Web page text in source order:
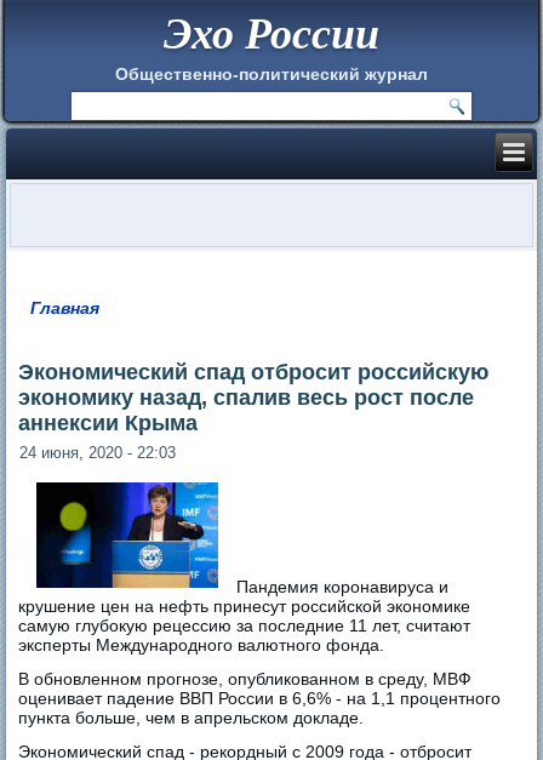
Эхо России
Общественно-политический журнал
Главная
Экономический спад отбросит российскую
экономику назад, спалив весь рост после
аннексии Крыма
24 июня, 2020 - 22:03
Пандемия коронавируса и
крушение цен на нефть принесут российской экономике
самую глубокую рецессию за последние 11 лет, считают
эксперты Международного валютного фонда.
В обновленном прогнозе, опубликованном в среду, МВФ
оценивает падение ВВП России в 6,6% - на 1,1 процентного
пункта больше, чем в апрельском докладе.
Экономический спад - рекордный с 2009 года - отбросит